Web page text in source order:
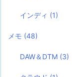
インディ (1)
メモ (48)
DAW＆DTM (3)